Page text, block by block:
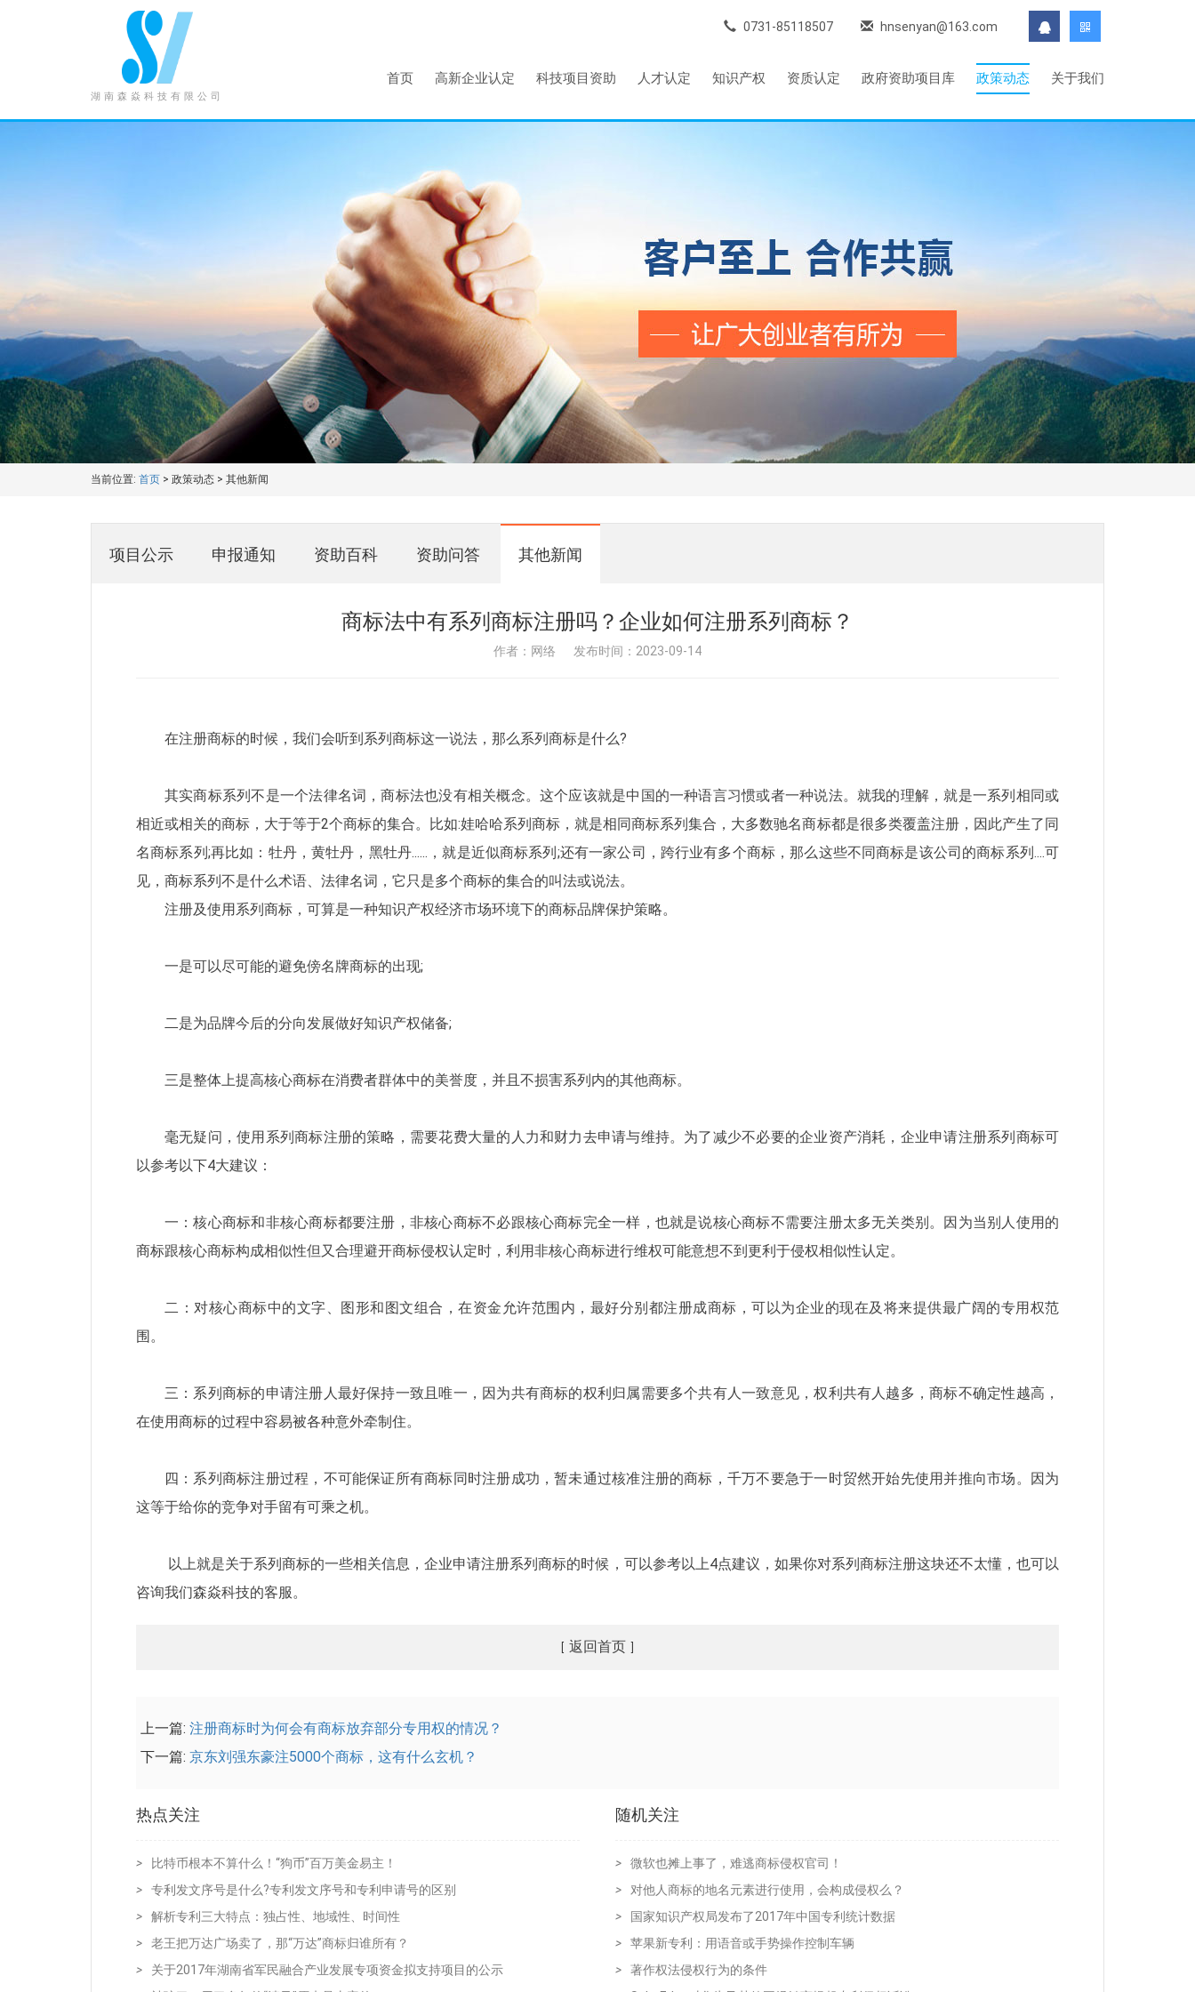
湖南森焱科技有限公司
0731-85118507 hnsenyan@163.com
首页 高新企业认定 科技项目资助 人才认定 知识产权 资质认定 政府资助项目库 政策动态 关于我们
当前位置: 首页 > 政策动态 > 其他新闻
项目公示 申报通知 资助百科 资助问答 其他新闻
商标法中有系列商标注册吗？企业如何注册系列商标？
作者：网络 发布时间：2023-09-14
在注册商标的时候，我们会听到系列商标这一说法，那么系列商标是什么?
其实商标系列不是一个法律名词，商标法也没有相关概念。这个应该就是中国的一种语言习惯或者一种说法。就我的理解，就是一系列相同或
相近或相关的商标，大于等于2个商标的集合。比如:娃哈哈系列商标，就是相同商标系列集合，大多数驰名商标都是很多类覆盖注册，因此产生了同
名商标系列;再比如：牡丹，黄牡丹，黑牡丹......，就是近似商标系列;还有一家公司，跨行业有多个商标，那么这些不同商标是该公司的商标系列....可
见，商标系列不是什么术语、法律名词，它只是多个商标的集合的叫法或说法。
注册及使用系列商标，可算是一种知识产权经济市场环境下的商标品牌保护策略。
一是可以尽可能的避免傍名牌商标的出现;
二是为品牌今后的分向发展做好知识产权储备;
三是整体上提高核心商标在消费者群体中的美誉度，并且不损害系列内的其他商标。
毫无疑问，使用系列商标注册的策略，需要花费大量的人力和财力去申请与维持。为了减少不必要的企业资产消耗，企业申请注册系列商标可
以参考以下4大建议：
一：核心商标和非核心商标都要注册，非核心商标不必跟核心商标完全一样，也就是说核心商标不需要注册太多无关类别。因为当别人使用的
商标跟核心商标构成相似性但又合理避开商标侵权认定时，利用非核心商标进行维权可能意想不到更利于侵权相似性认定。
二：对核心商标中的文字、图形和图文组合，在资金允许范围内，最好分别都注册成商标，可以为企业的现在及将来提供最广阔的专用权范
围。
三：系列商标的申请注册人最好保持一致且唯一，因为共有商标的权利归属需要多个共有人一致意见，权利共有人越多，商标不确定性越高，
在使用商标的过程中容易被各种意外牵制住。
四：系列商标注册过程，不可能保证所有商标同时注册成功，暂未通过核准注册的商标，千万不要急于一时贸然开始先使用并推向市场。因为
这等于给你的竞争对手留有可乘之机。
以上就是关于系列商标的一些相关信息，企业申请注册系列商标的时候，可以参考以上4点建议，如果你对系列商标注册这块还不太懂，也可以
咨询我们森焱科技的客服。
返回首页
上一篇: 注册商标时为何会有商标放弃部分专用权的情况？
下一篇: 京东刘强东豪注5000个商标，这有什么玄机？
热点关注
>
比特币根本不算什么！“狗币”百万美金易主！
>
专利发文序号是什么?专利发文序号和专利申请号的区别
>
解析专利三大特点：独占性、地域性、时间性
>
老王把万达广场卖了，那“万达”商标归谁所有？
>
关于2017年湖南省军民融合产业发展专项资金拟支持项目的公示
随机关注
>
微软也摊上事了，难逃商标侵权官司！
>
对他人商标的地名元素进行使用，会构成侵权么？
>
国家知识产权局发布了2017年中国专利统计数据
>
苹果新专利：用语音或手势操作控制车辆
>
著作权法侵权行为的条件